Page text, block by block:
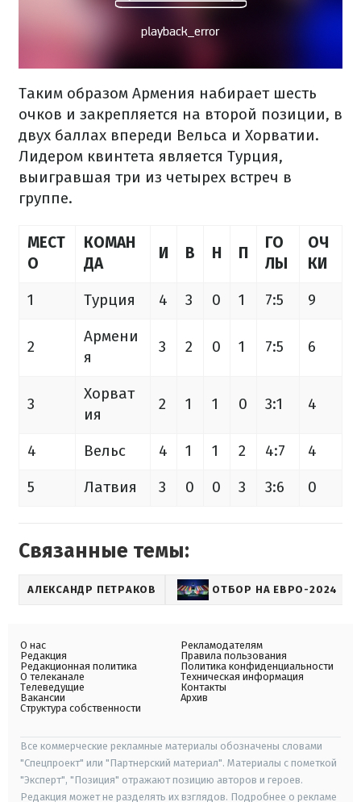
Таким образом Армения набирает шесть
очков и закрепляется на второй позиции, в
двух баллах впереди Вельса и Хорватии.
Лидером квинтета является Турция,
выигравшая три из четырех встреч в
группе.
МЕСТ
О
КОМАН
ДА
И В Н П
ГО
ЛЫ
ОЧ
КИ
1
Турция 4 3 0 1 7:5 9
2
Армени
я
3 2 0 1 7:5 6
3
Хорват
ия
2 1 1 0 3:1 4
4 Вельс 4 1 1 2 4:7
4
5
Латвия 3 0 0 3 3:6 0
Связанные темы:
АЛЕКСАНДР ПЕТРАКОВ ОТБОР НА ЕВРО-2024
О нас
Редакция
Редакционная политика
О телеканале
Телеведущие
Вакансии
Структура собственности
Рекламодателям
Правила пользования
Политика конфиденциальности
Техническая информация
Контакты
Архив
Все коммерческие рекламные материалы обозначены словами
"Спецпроект" или "Партнерский материал". Материалы с пометкой
"Эксперт", "Позиция" отражают позицию авторов и героев.
Редакция может не разделять их взглядов. Подробнее о рекламе